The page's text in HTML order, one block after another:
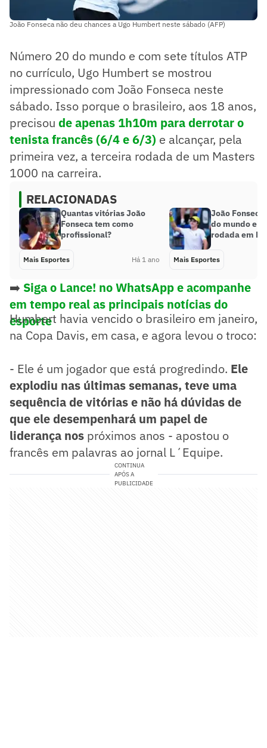
João Fonseca não deu chances a Ugo Humbert neste sábado (AFP)
Número 20 do mundo e com sete títulos ATP
no currículo, Ugo Humbert se mostrou
impressionado com João Fonseca neste
sábado. Isso porque o brasileiro, aos 18 anos,
precisou de apenas 1h10m para derrotar o
tenista francês (6/4 e 6/3) e alcançar, pela
primeira vez, a terceira rodada de um Masters
1000 na carreira.
RELACIONADAS
Quantas vitórias João
Fonseca tem como
profissional?
Mais Esportes Há 1 ano
João Fonseca
do mundo e
rodada em
Mais Esportes
➡️ Siga o Lance! no WhatsApp e acompanhe
em tempo real as principais notícias do
esporte
Humbert havia vencido o brasileiro em janeiro,
na Copa Davis, em casa, e agora levou o troco:
- Ele é um jogador que está progredindo. Ele
explodiu nas últimas semanas, teve uma
sequência de vitórias e não há dúvidas de
que ele desempenhará um papel de
liderança nos próximos anos - apostou o
francês em palavras ao jornal L´Equipe.
CONTINUA
APÓS A
PUBLICIDADE